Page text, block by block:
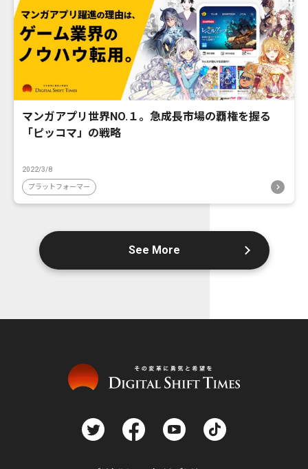
マンガアプリ世界NO.１。急成長市場の覇権を握る
「ピッコマ」の戦略
2022/3/8
プラットフォーマー
See More